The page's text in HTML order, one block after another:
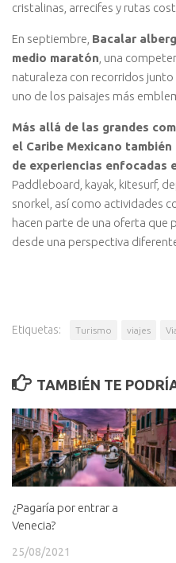
cristalinas, arrecifes y rutas
En septiembre, Bacalar
medio maratón , una
naturaleza con recorridos junto
uno de los paisajes más
Más allá de las grandes
el Caribe Mexicano
de experiencias enfocadas
Paddleboard, kayak, kitesurf,
snorkel, así como actividades
hacen parte de una oferta que
desde una perspectiva
Etiquetas: Turismo viajes
TAMBIÉN TE
¿Pagaría por entrar a
Venecia?
25/08/2021